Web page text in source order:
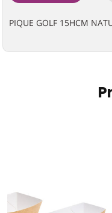
PIQUE GOLF 15HCM